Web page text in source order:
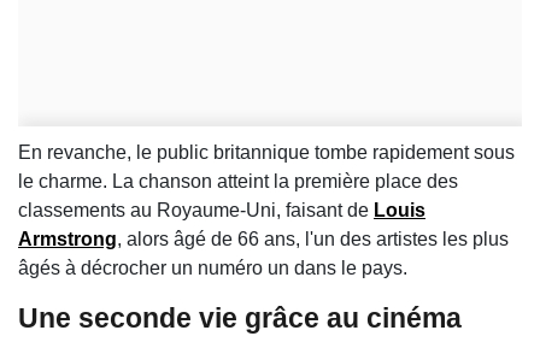
En revanche, le public britannique tombe rapidement sous
le charme. La chanson atteint la première place des
classements au Royaume-Uni, faisant de Louis
Armstrong, alors âgé de 66 ans, l'un des artistes les plus
âgés à décrocher un numéro un dans le pays.
Une seconde vie grâce au cinéma